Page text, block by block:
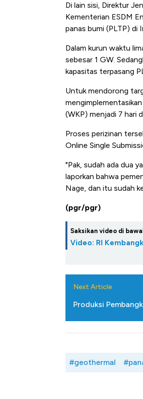
Di lain sisi, Direktur
Kementerian ESDM
panas bumi (PLTP) di
Dalam kurun waktu
sebesar 1 GW.
kapasitas terpasang
Untuk mendorong
(WKP) menjadi 7 hari
Proses perizinan
Online Single
"Pak, sudah ada dua
laporkan bahwa
Nage, dan itu sudah
(pgr/pgr)
Saksikan video di
Video: RI
Next Article
Produksi
#geothermal